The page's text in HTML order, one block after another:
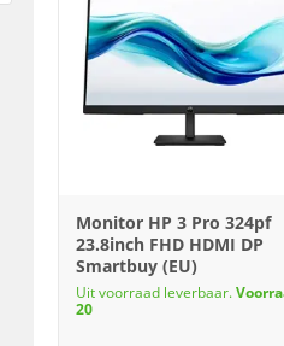
Monitor HP 3 Pro 324pf
23.8inch FHD HDMI DP
Smartbuy (EU)
Uit voorraad leverbaar.
20